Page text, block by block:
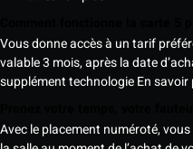
Vous donne accès à un tarif
valable 3 mois, après la date
supplément technologieEn savoir
Avec le placement numéroté,